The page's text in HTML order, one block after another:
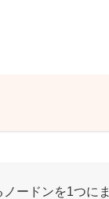
ードンを1つにま